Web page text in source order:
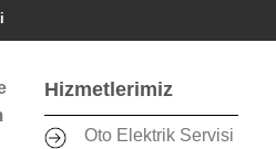
Hizmetlerimiz
Oto Elektrik Servisi